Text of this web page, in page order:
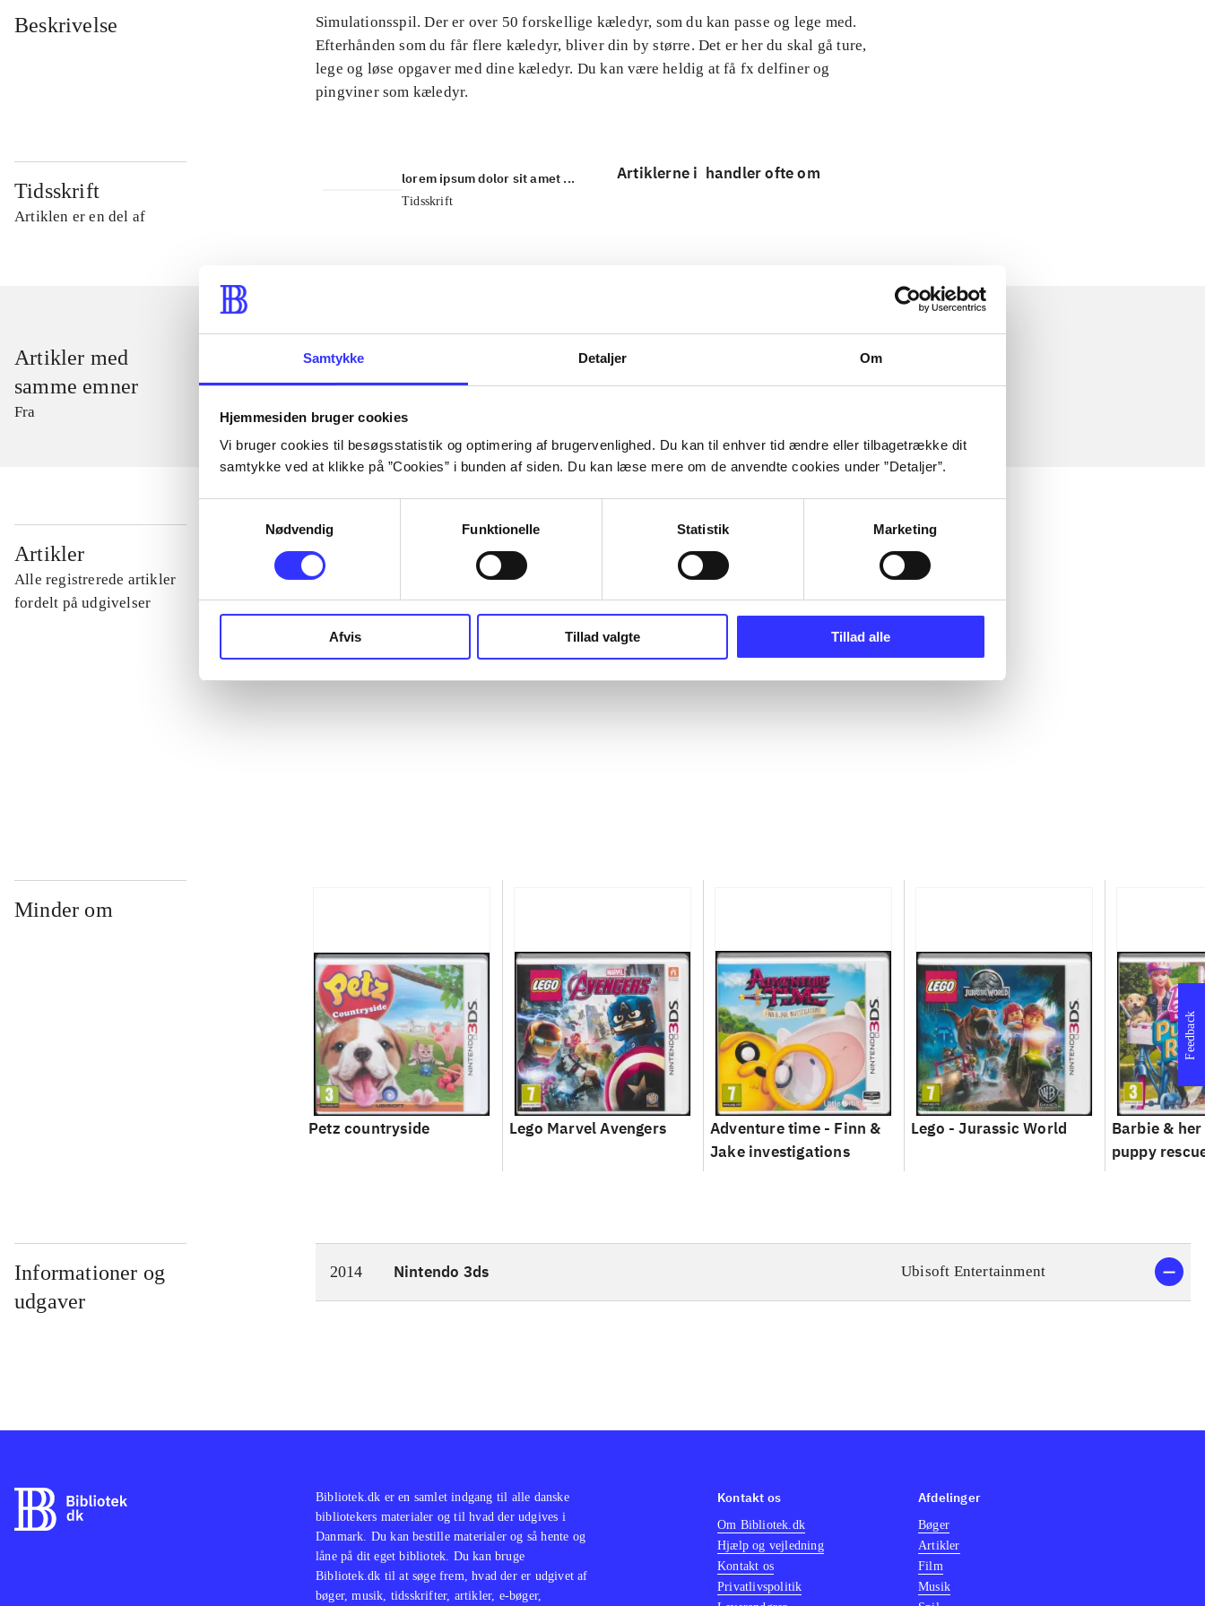
Samtykke Detaljer Om
Hjemmesiden bruger cookies
Vi bruger cookies til besøgsstatistik og optimering af brugervenlighed. Du kan til enhver tid ændre eller tilbagetrække dit
samtykke ved at klikke på ”Cookies” i bunden af siden. Du kan læse mere om de anvendte cookies under ”Detaljer”.
Nødvendig
Funktionelle Statistik Marketing
Afvis Tillad valgte Tillad alle
Beskrivelse
Simulationsspil. Der er over 50 forskellige kæledyr, som du kan passe og lege med.
Efterhånden som du får flere kæledyr, bliver din by større. Det er her du skal gå ture,
lege og løse opgaver med dine kæledyr. Du kan være heldig at få fx delfiner og
pingviner som kæledyr.
Tidsskrift
Artiklen er en del af
lorem ipsum dolor sit amet ...
Tidsskrift
Artiklerne i handler ofte om
Artikler med
samme emner
Fra
Artikler
Alle registrerede artikler
fordelt på udgivelser
...
...
...
Minder om
Petz countryside Lego Marvel Avengers
Adventure time - Finn &
Jake investigations
Lego - Jurassic World
Barbie &
puppy
Informationer og
udgaver
2014 Nintendo 3ds Ubisoft Entertainment
Feedback
Bibliotek.dk er en samlet indgang til alle danske
bibliotekers materialer og til hvad der udgives i
Danmark. Du kan bestille materialer og så hente og
låne på dit eget bibliotek. Du kan bruge
Bibliotek.dk til at søge frem, hvad der er udgivet af
bøger, musik, tidsskrifter, artikler, e-bøger,
Kontakt os
Om Bibliotek.dk
Hjælp og vejledning
Kontakt os
Privatlivspolitik
Afdelinger
Bøger
Artikler
Film
Musik